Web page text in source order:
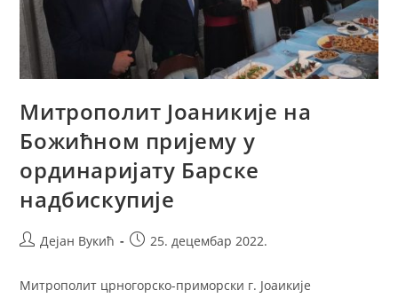
Митрополит Јоаникије на
Божићном пријему у
ординаријату Барске
надбискупије
PostДејан Вукић
Post25. децембар 2022.
Митрополит црногорско-приморски г. Јоаикије